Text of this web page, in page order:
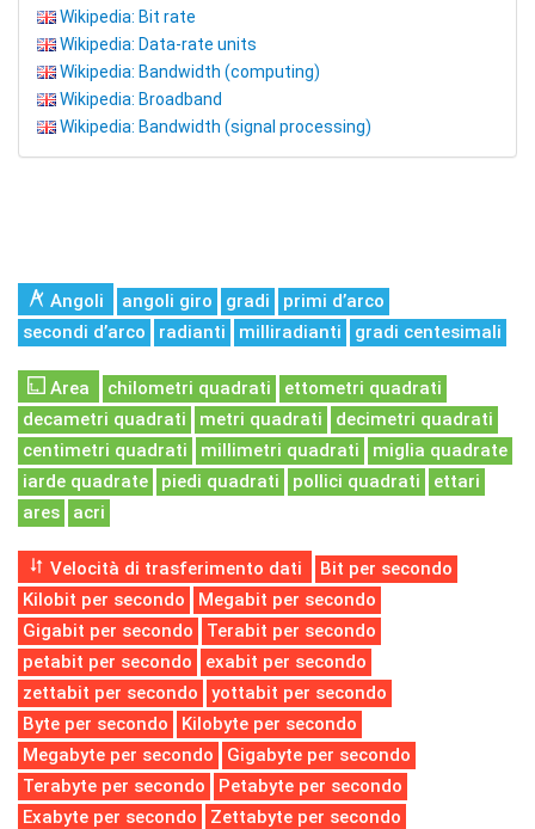
Wikipedia: Bit rate
Wikipedia: Data-rate units
Wikipedia: Bandwidth (computing)
Wikipedia: Broadband
Wikipedia: Bandwidth (signal processing)
Angoli angoli giro gradi
primi d’arco
secondi d’arco
radianti milliradianti gradi centesimali
Area chilometri quadrati
ettometri quadrati
decametri quadrati
metri quadrati
decimetri quadrati
centimetri quadrati
millimetri quadrati
miglia quadrate
iarde quadrate
piedi quadrati pollici quadrati
ettari
ares
acri
Velocità di trasferimento dati
Bit per secondo
Kilobit per secondo
Megabit per secondo
Gigabit per secondo
Terabit per secondo
petabit per secondo
exabit per secondo
zettabit per secondo
yottabit per secondo
Byte per secondo
Kilobyte per secondo
Megabyte per secondo
Gigabyte per secondo
Terabyte per secondo
Petabyte per secondo
Exabyte per secondo
Zettabyte per secondo